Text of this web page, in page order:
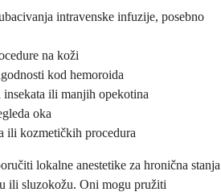
intravenske infuzije, posebno
na koži
kod hemoroida
insekata ili manjih opekotina
oka
ili kozmetičkih procedura
lokalne anestetike za hronična stanja
ili sluzokožu. Oni mogu pružiti